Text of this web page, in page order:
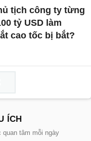
tịch công ty từng
tỷ USD làm
cao tốc bị bắt?
ÍCH
tâm mỗi ngày